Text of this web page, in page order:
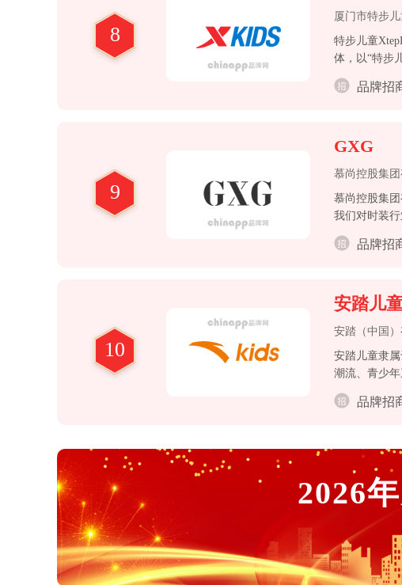
8
厦门市特步
特步儿童
体，以“特步
以专业运动
综合解决方案
品牌招
9
GXG
慕尚控股集团
慕尚控股集
我们对时装
品牌招
10
安踏儿
安踏（中国）
安踏儿童隶
潮流、青少年
品牌招
2026年